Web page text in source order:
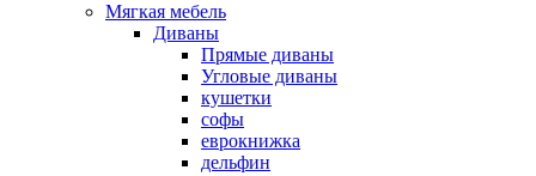
Мягкая мебель
Диваны
Прямые диваны
Угловые диваны
кушетки
софы
еврокнижка
дельфин